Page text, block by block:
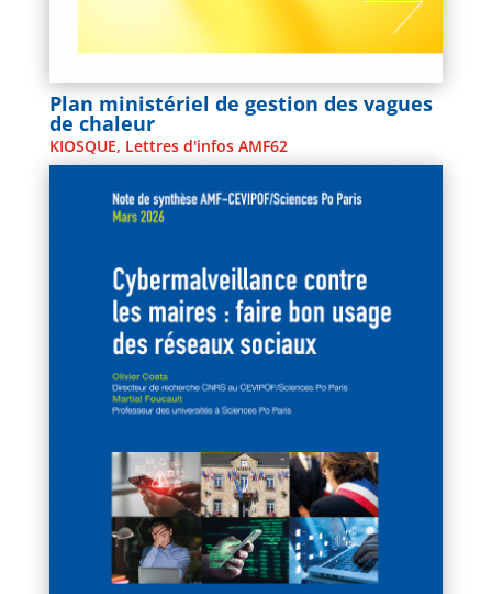
Plan ministériel de gestion des vagues
de chaleur
KIOSQUE, Lettres d'infos AMF62